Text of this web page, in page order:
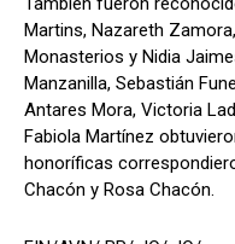
Martins, Nazareth
Monasterios y Nidia
Manzanilla, Sebastián
Antares Mora, Victoria
Fabiola Martínez
honoríficas
Chacón y Rosa Chacón.